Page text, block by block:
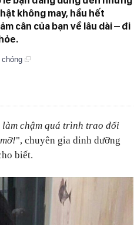
không may, hầu hết
cân của bạn về lâu dài – đi
làm chậm quá trình trao đổi
", chuyên gia dinh dưỡng
biết.